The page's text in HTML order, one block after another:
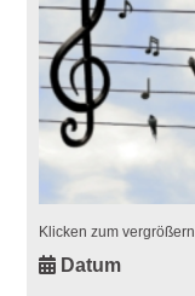
Klicken zum vergrößern
Datum